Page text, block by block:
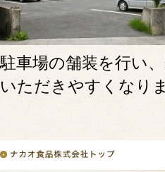
駐車場の舗装を行い
いただきやすくなり